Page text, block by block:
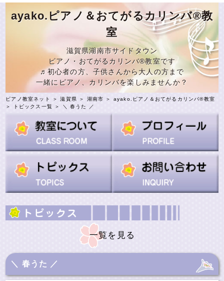
ayako.ピアノ＆おてがるカリンバ®教
室
滋賀県湖南市サイドタウン
ピアノ・おてがるカリンバ®教室です
♬初心者の方、子供さんから大人の方まで
一緒にピアノ、カリンバを楽しみませんか？
ピアノ教室ネット ＞滋賀県 ＞ 湖南市 ＞ ayako.ピアノ＆おてがるカリンバ®教室
＞
トピックス一覧 ＞ ＼ 春うた ／
一覧を見る
＼ 春うた ／